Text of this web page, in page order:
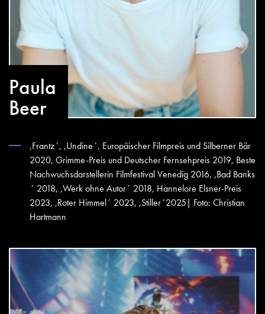
Paula
Beer
,Frantz´, ,Undine´, Europäischer Filmpreis und Silberner Bär
2020, Grimme-Preis und Deutscher Fernsehpreis 2019, Beste
Nachwuchsdarstellerin Filmfestival Venedig 2016, ,Bad Banks
´ 2018, ,Werk ohne Autor´ 2018, Hannelore Elsner-Preis
2023, ,Roter Himmel´ 2023, ,Stiller´2025| Foto: Christian
Hartmann